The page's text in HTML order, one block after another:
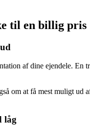
til en billig pris
af dine ejendele.
om at få mest muligt
låg